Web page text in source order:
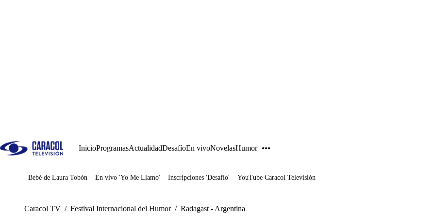
InicioProgramasActualidadDesafíoEn vivoNovelasHumor
Juegos
Bebé de Laura Tobón En vivo 'Yo Me Llamo' Inscripciones 'Desafío' YouTube Caracol Televisión
Caracol TV / Festival Internacional del Humor / Radagast - Argentina